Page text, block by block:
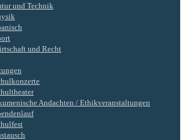
und Technik
und Recht
Andachten / Ethikveranstaltungen